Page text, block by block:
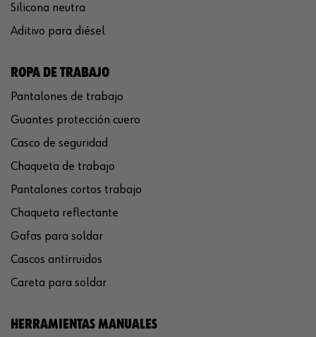
Silicona neutra
Aditivo para diésel
ROPA DE TRABAJO
Pantalones de trabajo
Guantes protección cuero
Casco de seguridad
Chaqueta de trabajo
Pantalones cortos trabajo
Chaqueta reflectante
Gafas para soldar
Cascos antirruidos
Careta para soldar
HERRAMIENTAS MANUALES